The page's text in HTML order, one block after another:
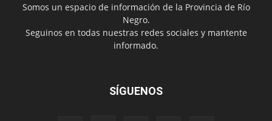
Somos un espacio de información de la Provincia de Río
Negro.
Seguinos en todas nuestras redes sociales y mantente
informado.
SÍGUENOS